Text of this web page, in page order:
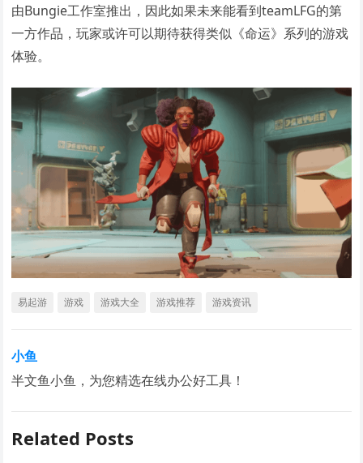
由Bungie工作室推出，因此如果未来能看到teamLFG的第
一方作品，玩家或许可以期待获得类似《命运》系列的游戏
体验。
易起游 游戏 游戏大全 游戏推荐 游戏资讯
小鱼
半文鱼小鱼，为您精选在线办公好工具！
Related Posts